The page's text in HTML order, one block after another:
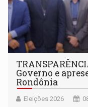
Governo e
Rondônia
Eleições 2026